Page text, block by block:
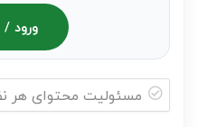
ورود